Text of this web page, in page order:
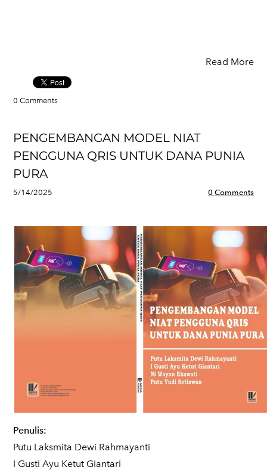
Read More
0 Comments
PENGEMBANGAN MODEL NIAT
PENGGUNA QRIS UNTUK DANA PUNIA
PURA
5/14/2025 0 Comments
Penulis:
Putu Laksmita Dewi Rahmayanti
I Gusti Ayu Ketut Giantari